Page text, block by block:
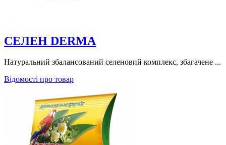
СЕЛЕН DERMA
Натуральний збалансований селеновий комплекс, збагачене ...
Відомості про товар